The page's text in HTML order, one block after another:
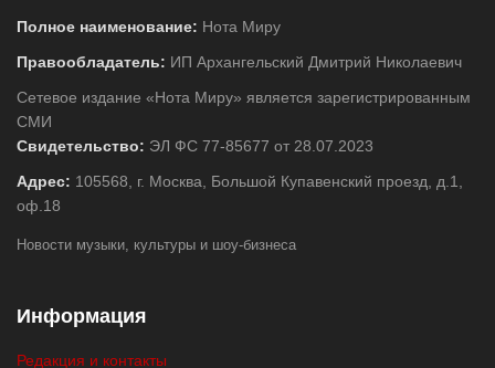
Полное наименование: Нота Миру
Правообладатель: ИП Архангельский Дмитрий Николаевич
Сетевое издание «Нота Миру» является зарегистрированным
СМИ
Свидетельство: ЭЛ ФС 77-85677 от 28.07.2023
Адрес: 105568, г. Москва, Большой Купавенский проезд, д.1,
оф.18
Новости музыки, культуры и шоу-бизнеса
Информация
Редакция и контакты